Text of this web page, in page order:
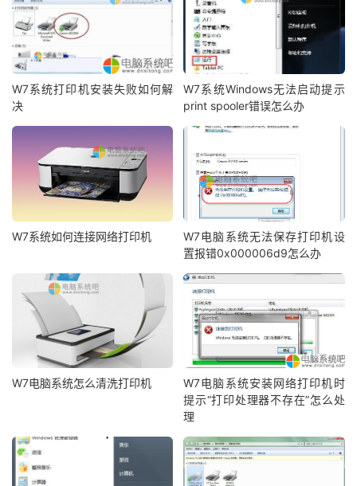
W7系统打印机安装失败如何解
决
W7系统Windows无法启动提示
print spooler错误怎么办
W7系统如何连接网络打印机
W7电脑系统无法保存打印机设
置报错0x000006d9怎么办
W7电脑系统怎么清洗打印机
W7电脑系统安装网络打印机时
提示“打印处理器不存在”怎么处
理